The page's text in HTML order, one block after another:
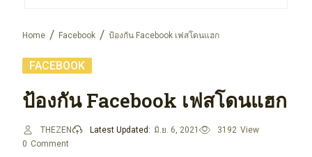
Home Facebook ป้องกัน Facebook เฟสโดนแฮก
FACEBOOK
ป้องกัน Facebook เฟสโดนแฮก
THEZEN Latest Updated: มิ.ย. 6, 2021 3192 View
0 Comment